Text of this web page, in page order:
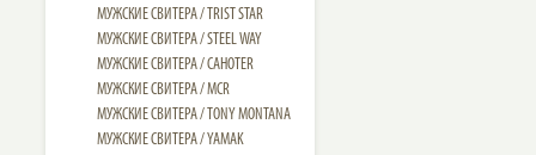
МУЖСКИЕ СВИТЕРА / TRIST STAR
МУЖСКИЕ СВИТЕРА / STEEL WAY
МУЖСКИЕ СВИТЕРА / CAHOTER
МУЖСКИЕ CВИТЕРА / MCR
МУЖСКИЕ CВИТЕРА / TONY MONTANA
МУЖСКИЕ СВИТЕРА / YAMAK